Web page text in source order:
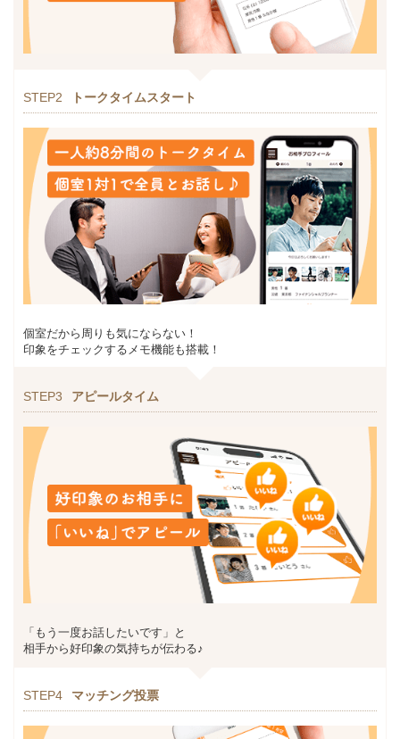
STEP2 トークタイムスタート
個室だから周りも気にならない！
印象をチェックするメモ機能も搭載！
STEP3 アピールタイム
「もう一度お話したいです」と
相手から好印象の気持ちが伝わる♪
STEP4 マッチング投票